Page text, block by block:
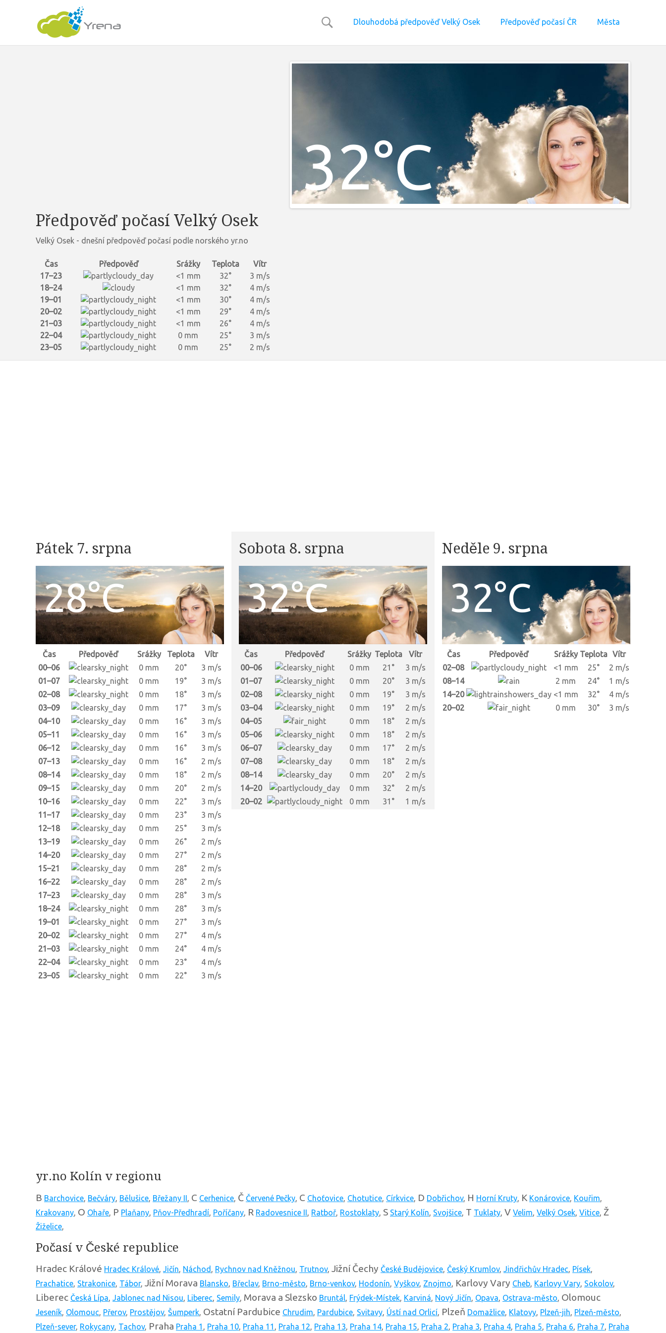
Dlouhodobá předpověď Velký Osek Předpověď počasí ČR Města
Předpověď počasí Velký Osek
Velký Osek - dnešní předpověď počasí podle norského yr.no
Čas Předpověď Srážky Teplota
Vítr
17–23
<1 mm 32°
3 m/s
18–24
<1 mm 32°
4 m/s
19–01
<1 mm 30°
4 m/s
20–02
<1 mm 29°
4 m/s
21–03
<1 mm 26°
4 m/s
22–04
0 mm 25°
3 m/s
23–05
0 mm 25° 2 m/s
32°C
Pátek 7. srpna
28°C
Čas Předpověď Srážky Teplota
Vítr
00–06
0 mm 20°
3 m/s
01–07
0 mm 19°
3 m/s
02–08
0 mm 18°
3 m/s
03–09
0 mm 17°
3 m/s
04–10
0 mm 16°
3 m/s
05–11
0 mm 16°
3 m/s
06–12
0 mm 16°
3 m/s
07–13
0 mm 16°
2 m/s
08–14
0 mm 18°
2 m/s
09–15
0 mm 20°
2 m/s
10–16
0 mm 22°
3 m/s
11–17
0 mm 23°
3 m/s
12–18
0 mm 25°
3 m/s
13–19
0 mm 26°
2 m/s
14–20
0 mm 27°
2 m/s
15–21
0 mm 28°
2 m/s
16–22
0 mm 28°
2 m/s
17–23
0 mm 28°
3 m/s
18–24
0 mm 28°
3 m/s
19–01
0 mm 27°
3 m/s
20–02
0 mm 27°
4 m/s
21–03
0 mm 24°
4 m/s
22–04
0 mm 23°
4 m/s
23–05
0 mm 22° 3 m/s
Sobota 8. srpna
32°C
Čas Předpověď Srážky Teplota
Vítr
00–06
0 mm 21°
3 m/s
01–07
0 mm 20°
3 m/s
02–08
0 mm 19°
3 m/s
03–04
0 mm 19°
2 m/s
04–05
0 mm 18°
2 m/s
05–06
0 mm 18°
2 m/s
06–07
0 mm 17°
2 m/s
07–08
0 mm 18°
2 m/s
08–14
0 mm 20°
2 m/s
14–20
0 mm 32°
2 m/s
20–02
0 mm 31° 1 m/s
Neděle 9. srpna
32°C
Čas Předpověď Srážky Teplota Vítr
02–08
<1 mm 25°
2 m/s
08–14
2 mm 24°
1 m/s
14–20
<1 mm 32°
4 m/s
20–02
0 mm 30° 3 m/s
yr.no Kolín v regionu
B Barchovice, Bečváry, Bělušice, Břežany II, C Cerhenice, Č Červené Pečky, C Choťovice, Chotutice, Církvice, D Dobřichov, H Horní Kruty, K Konárovice, Kouřim,
Krakovany, O Ohaře, P Plaňany, Pňov-Předhradí, Poříčany, R Radovesnice II, Ratboř, Rostoklaty, S Starý Kolín, Svojšice, T Tuklaty, V Velim, Velký Osek, Vitice, Ž
Žiželice,
Počasí v České republice
Hradec Králové Hradec Králové, Jičín, Náchod , Rychnov nad Kněžnou, Trutnov, Jižní Čechy České Budějovice, Český Krumlov, Jindřichův Hradec, Písek,
Prachatice, Strakonice, Tábor, Jižní Morava Blansko, Břeclav, Brno-město, Brno-venkov, Hodonín, Vyškov, Znojmo, Karlovy Vary Cheb, Karlovy Vary, Sokolov,
Liberec Česká Lípa, Jablonec nad Nisou, Liberec, Semily, Morava a Slezsko Bruntál, Frýdek-Místek, Karviná, Nový Jičín, Opava, Ostrava-město, Olomouc
Jeseník, Olomouc, Přerov, Prostějov, Šumperk, Ostatní Pardubice Chrudim, Pardubice, Svitavy, Ústí nad Orlicí, Plzeň Domažlice, Klatovy, Plzeň-jih, Plzeň-město,
Plzeň-sever, Rokycany, Tachov, Praha Praha 1 , Praha 10, Praha 11 , Praha 12, Praha 13, Praha 14, Praha 15, Praha 2, Praha 3, Praha 4, Praha 5, Praha 6, Praha 7, Praha